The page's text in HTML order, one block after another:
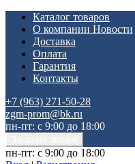
Каталог товаров
О компании Новости
Доставка
Оплата
Гарантия
Контакты
+7 (963) 271-50-28
zgm-prom@bk.ru
пн-пт: с 9:00 до 18:00
пн-пт: с 9:00 до 18:00